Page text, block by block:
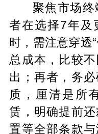
聚焦市场
者在选择7年及
时，需注意穿透
总成本，比较
出；再者，务
质，厘清是所
赁，明确提前
置等全部条款